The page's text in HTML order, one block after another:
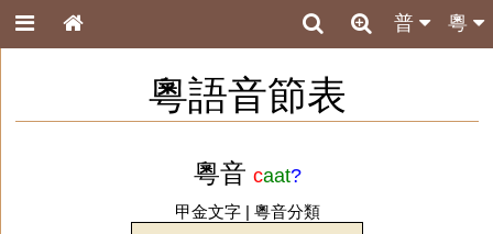
粵
普
粵語音節表
粵音 caat?
甲金文字| 粵音分類